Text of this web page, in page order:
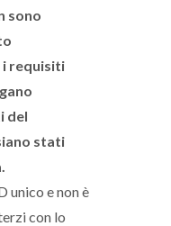
sono
i requisiti
del
stati
unico e non è
con lo